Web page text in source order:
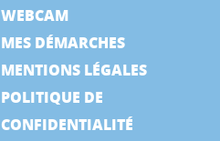
WEBCAM
MES DÉMARCHES
MENTIONS LÉGALES
POLITIQUE DE
CONFIDENTIALITÉ